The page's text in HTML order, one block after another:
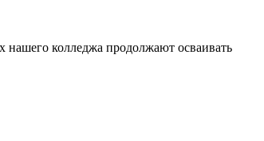
нашего колледжа продолжают осваивать